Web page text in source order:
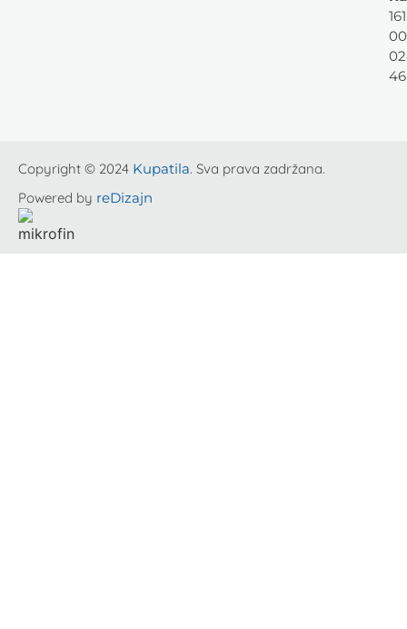
46
Copyright © 2024 Kupatila. Sva prava zadržana.
Powered by reDizajn